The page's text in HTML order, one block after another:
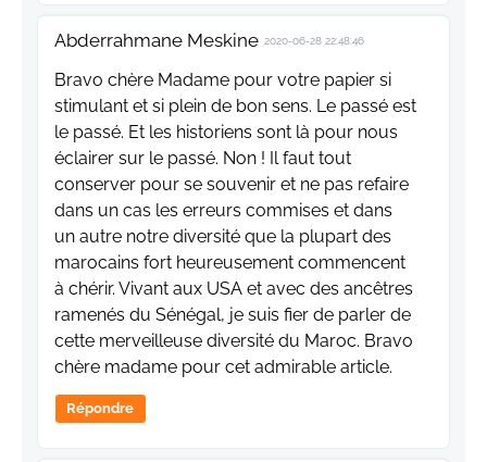
Abderrahmane Meskine 2020-06-28 22:48:46
Bravo chère Madame pour votre papier si
stimulant et si plein de bon sens. Le passé est
le passé. Et les historiens sont là pour nous
éclairer sur le passé. Non ! Il faut tout
conserver pour se souvenir et ne pas refaire
dans un cas les erreurs commises et dans
un autre notre diversité que la plupart des
marocains fort heureusement commencent
à chérir. Vivant aux USA et avec des ancêtres
ramenés du Sénégal, je suis fier de parler de
cette merveilleuse diversité du Maroc. Bravo
chère madame pour cet admirable article.
Répondre